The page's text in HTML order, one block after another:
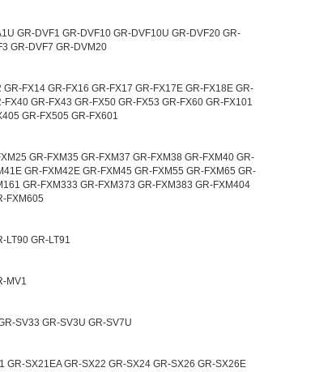
GR-DVF1 GR-DVF10 GR-DVF10U GR-DVF20 GR-
GR-DVF7 GR-DVM20
FX14 GR-FX16 GR-FX17 GR-FX17E GR-FX18E GR-
FX40 GR-FX43 GR-FX50 GR-FX53 GR-FX60 GR-FX101
GR-FX505 GR-FX601
GR-FXM35 GR-FXM37 GR-FXM38 GR-FXM40 GR-
GR-FXM42E GR-FXM45 GR-FXM55 GR-FXM65 GR-
GR-FXM333 GR-FXM373 GR-FXM383 GR-FXM404
FXM605
LT90 GR-LT91
MV1
SV33 GR-SV3U GR-SV7U
GR-SX21EA GR-SX22 GR-SX24 GR-SX26 GR-SX26E